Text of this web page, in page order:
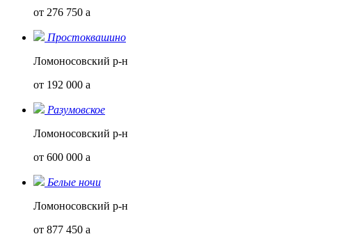
от 276 750 a
Простоквашино
Ломоносовский р-н
от 192 000 a
Разумовское
Ломоносовский р-н
от 600 000 a
Белые ночи
Ломоносовский р-н
от 877 450 a